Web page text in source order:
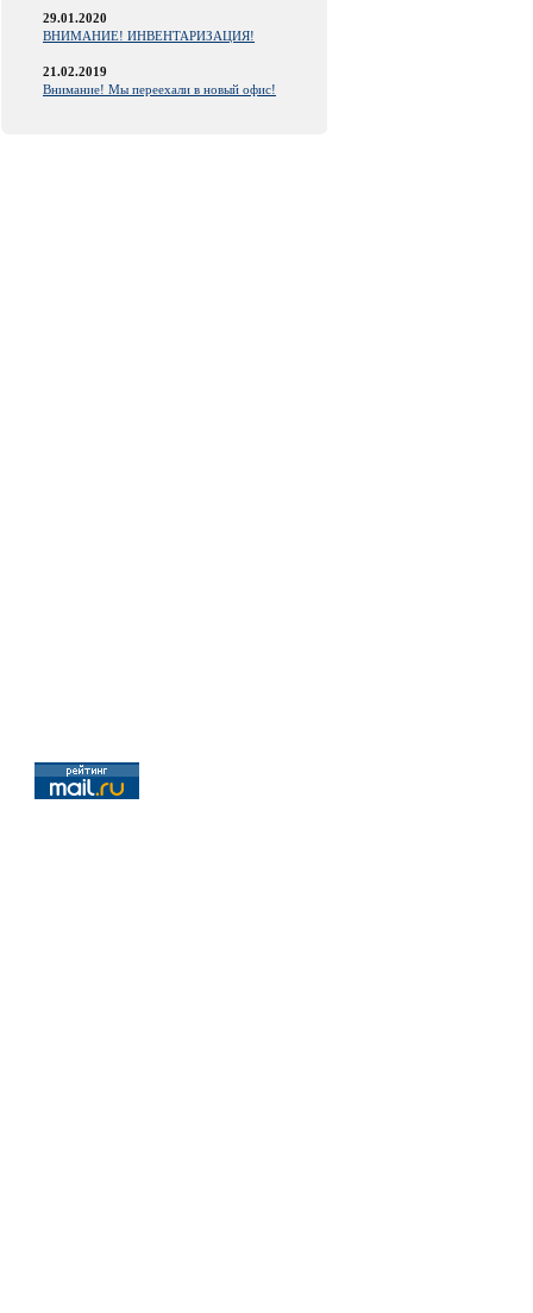
29.01.2020
ВНИМАНИЕ! ИНВЕНТАРИЗАЦИЯ!
21.02.2019
Внимание! Мы переехали в новый офис!